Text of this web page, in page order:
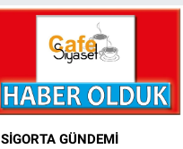
SIGORTA GÜNDEMI